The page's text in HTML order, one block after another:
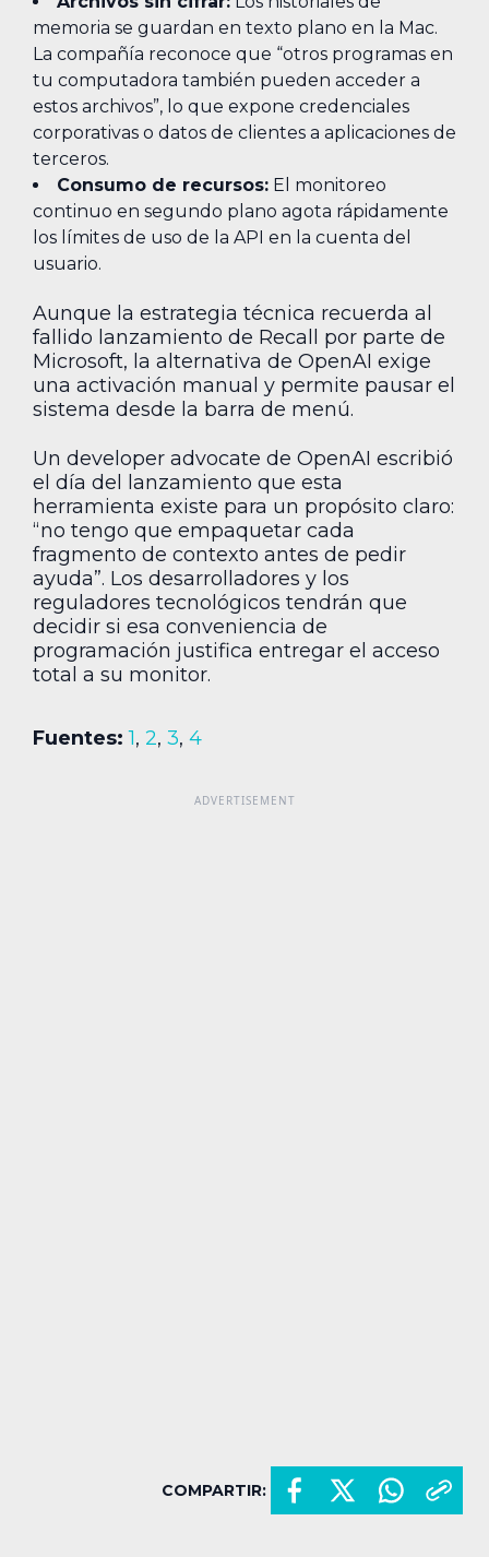
memoria se guardan en texto plano en la Mac.
La compañía reconoce que “otros programas en
tu computadora también pueden acceder a
estos archivos”, lo que expone credenciales
corporativas o datos de clientes a aplicaciones de
terceros.
Consumo de recursos: El monitoreo
continuo en segundo plano agota rápidamente
los límites de uso de la API en la cuenta del
usuario.
Aunque la estrategia técnica recuerda al
fallido lanzamiento de Recall por parte de
Microsoft, la alternativa de OpenAI exige
una activación manual y permite pausar el
sistema desde la barra de menú.
Un developer advocate de OpenAI escribió
el día del lanzamiento que esta
herramienta existe para un propósito claro:
“no tengo que empaquetar cada
fragmento de contexto antes de pedir
ayuda”. Los desarrolladores y los
reguladores tecnológicos tendrán que
decidir si esa conveniencia de
programación justifica entregar el acceso
total a su monitor.
Fuentes: 1, 2, 3, 4
COMPARTIR: